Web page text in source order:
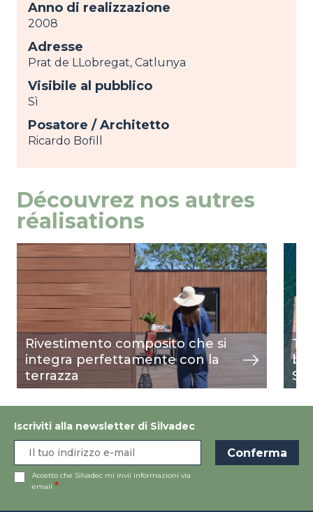
Anno di realizzazione
2008
Adresse
Prat de LLobregat, Catlunya
Visibile al pubblico
Sì
Posatore / Architetto
Ricardo Bofill
Découvrez nos autres
réalisations
Rivestimento composito che si
integra perfettamente con la
terrazza
Image
mostra
Iscriviti alla newsletter di Silvadec
Accetto che Silvadec mi invii informazioni via
email